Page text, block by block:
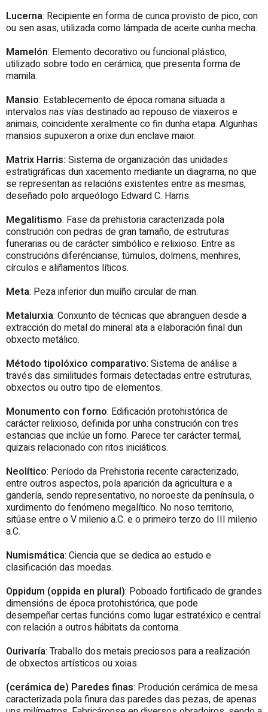
Lucerna: Recipiente en forma de cunca provisto de pico, con
ou sen asas, utilizada como lámpada de aceite cunha mecha.
Mamelón: Elemento decorativo ou funcional plástico,
utilizado sobre todo en cerámica, que presenta forma de
mamila.
Mansio: Establecemento de época romana situada a
intervalos nas vías destinado ao repouso de viaxeiros e
animais, coincidente xeralmente co fin dunha etapa. Algunhas
mansios supuxeron a orixe dun enclave maior.
Matrix Harris: Sistema de organización das unidades
estratigráficas dun xacemento mediante un diagrama, no que
se representan as relacións existentes entre as mesmas,
deseñado polo arqueólogo Edward C. Harris.
Megalitismo: Fase da prehistoria caracterizada pola
construción con pedras de gran tamaño, de estruturas
funerarias ou de carácter simbólico e relixioso. Entre as
construcións diferéncianse, túmulos, dolmens, menhires,
círculos e aliñamentos líticos.
Meta: Peza inferior dun muíño circular de man.
Metalurxia: Conxunto de técnicas que abranguen desde a
extracción do metal do mineral ata a elaboración final dun
obxecto metálico.
Método tipolóxico comparativo: Sistema de análise a
través das similitudes formais detectadas entre estruturas,
obxectos ou outro tipo de elementos.
Monumento con forno: Edificación protohistórica de
carácter relixioso, definida por unha construción con tres
estancias que inclúe un forno. Parece ter carácter termal,
quizais relacionado con ritos iniciáticos.
Neolítico: Período da Prehistoria recente caracterizado,
entre outros aspectos, pola aparición da agricultura e a
gandería, sendo representativo, no noroeste da península, o
xurdimento do fenómeno megalítico. No noso territorio,
sitúase entre o V milenio a.C. e o primeiro terzo do III milenio
a.C.
Numismática: Ciencia que se dedica ao estudo e
clasificación das moedas.
Oppidum (oppida en plural): Poboado fortificado de grandes
dimensións de época protohistórica, que pode
desempeñar certas funcións como lugar estratéxico e central
con relación a outros hábitats da contorna.
Ourivaría: Traballo dos metais preciosos para a realización
de obxectos artísticos ou xoias.
(cerámica de) Paredes finas: Produción cerámica de mesa
caracterizada pola finura das paredes das pezas, de apenas